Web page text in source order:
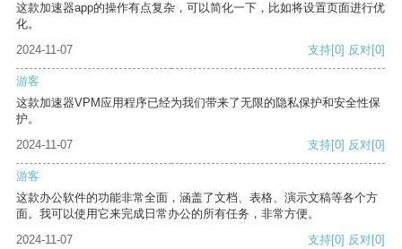
这款加速器app的操作有点复杂，可以简化一下，比如将设置页面进行优
化。
2024-11-07
支持[0] 反对[0]
游客
这款加速器VPM应用程序已经为我们带来了无限的隐私保护和安全性保
护。
2024-11-07
支持[0] 反对[0]
游客
这款办公软件的功能非常全面，涵盖了文档、表格、演示文稿等各个方
面。我可以使用它来完成日常办公的所有任务，非常方便。
2024-11-07
支持[0] 反对[0]